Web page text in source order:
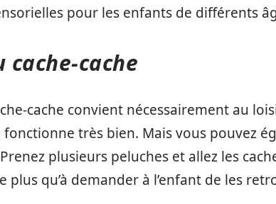
pour les enfants de différents
cache-cache
cache convient nécessairement au
très bien. Mais vous pouvez
plusieurs peluches et allez les
plus qu’à demander à l’enfant de les